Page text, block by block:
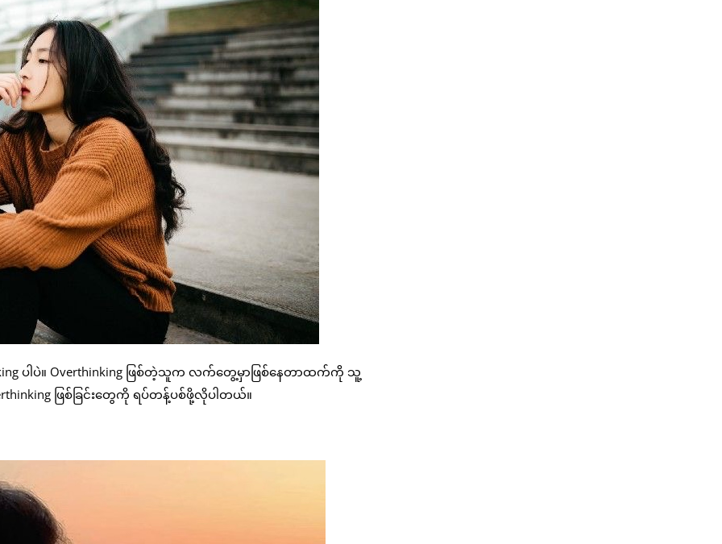
ပါပဲ။ Overthinking ဖြစ်တဲ့သူက လက်တွေ့မှာဖြစ်နေတာထက်ကို သူ့
ဖြစ်ခြင်းတွေကို ရပ်တန့်ပစ်ဖို့လိုပါတယ်။